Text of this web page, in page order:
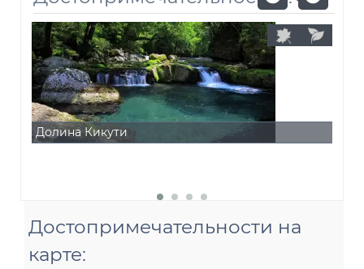
Долина Кикути
Достопримечательности на
карте: